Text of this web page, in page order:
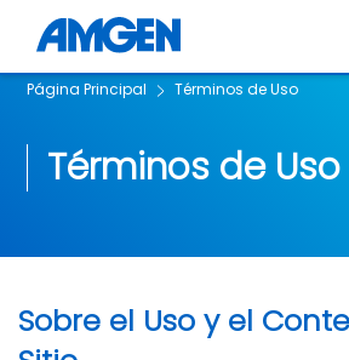
Página Principal Términos de Uso
Términos de Uso
Sobre el Uso y el